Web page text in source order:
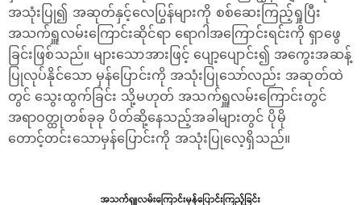
အသုံးပြု၍ အဆုတ်နှင့်လေပြွန်များကို စစ်ဆေးကြည့်ရှုပြီး
အသက်ရှူလမ်းကြောင်းဆိုင်ရာ ရောဂါအကြောင်းရင်းကို ရှာဖွေ
ခြင်းဖြစ်သည်။ များသောအားဖြင့် ပျော့ပျောင်း၍ အကွေးအဆန့်
ပြုလုပ်နိုင်သော မှန်ပြောင်းကို အသုံးပြုသော်လည်း အဆုတ်ထဲ
တွင် သွေးထွက်ခြင်း သို့မဟုတ် အသက်ရှူလမ်းကြောင်းတွင်
အရာဝတ္ထုတစ်ခုခု ပိတ်ဆို့နေသည့်အခါများတွင် ပိုမို
တောင့်တင်းသောမှန်ပြောင်းကို အသုံးပြုလေ့ရှိသည်။